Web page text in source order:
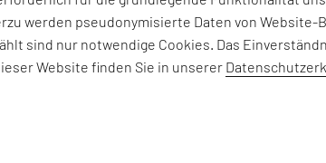
werden pseudonymisierte Daten von Website-
sind nur notwendige Cookies. Das
Website finden Sie in unserer